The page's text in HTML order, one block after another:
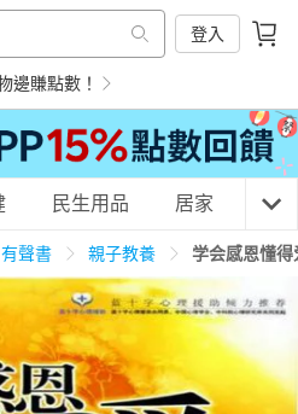
登入
邊賺點數！
養生保健 民生用品
民生用品 居家 3C
有聲書 親子教養 学会感恩懂